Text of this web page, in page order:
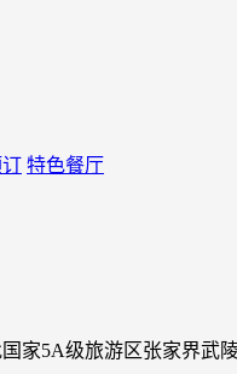
特色餐厅
家5A级旅游区张家界